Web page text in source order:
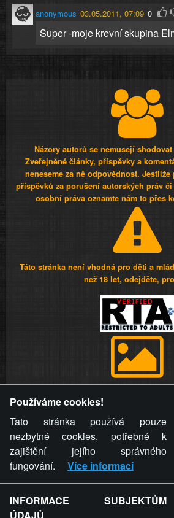
anonymous 03.05.2011, 07:09 0
Super -moje krevní skupina
Názory autorů se nemusejí
Zveřejněné články, příspěvky a
neneseme za ně odpovědnost. Jestliže
příspěvků za porušení autorských práv
osobní práva oznamte nám to přes
Táto stránka není vhodná pro děti a
než 18 let, odejděte,
videa a komentáře. Osoba, které se toto
stránky týče, ani osoba, která umístila
stránku, nemůže z důvodu odstranění
komentáře pro výše uvedenou
provozovateli stránky žádný nárok na
nemajetkové újmy.
ZVRÁCENÝ.CZ - Svět není
Používáme cookies!
Tato stránka používá pouze
nezbytné cookies, potřebné k
zajištění jejího správného
fungování.
Více informací
INFORMACE SUBJEKTŮM